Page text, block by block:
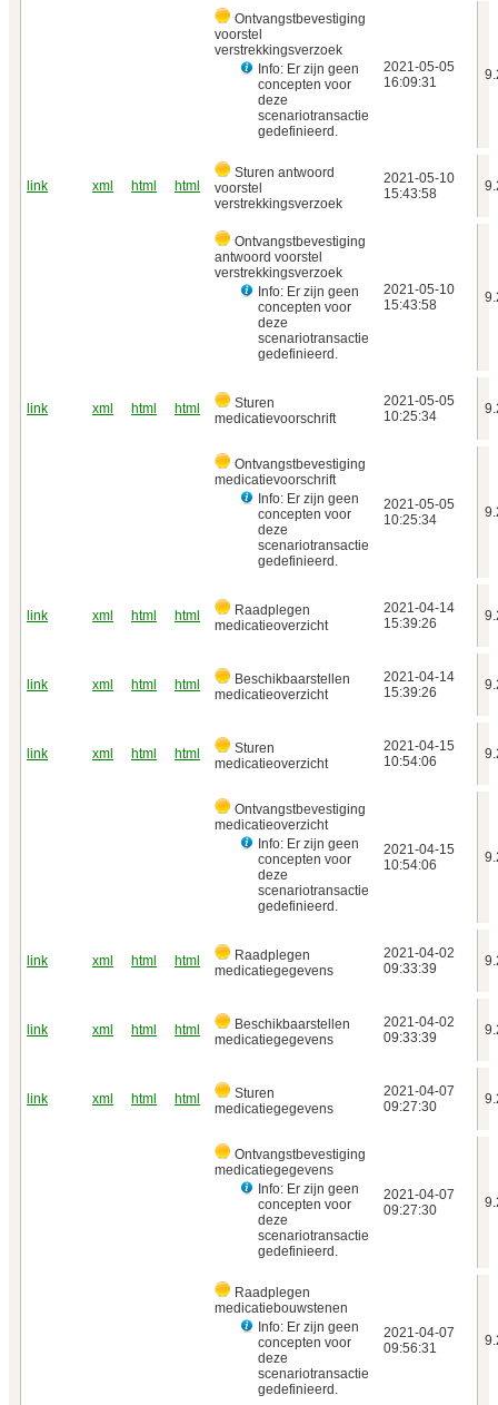
Ontvangstbevestiging
voorstel
verstrekkingsverzoek
Info: Er zijn geen
concepten voor
deze
scenariotransactie
gedefinieerd.
2021‑05‑05
16:09:31
link xml html html
Sturen antwoord
voorstel
verstrekkingsverzoek
2021‑05‑10
15:43:58
Ontvangstbevestiging
antwoord voorstel
verstrekkingsverzoek
Info: Er zijn geen
concepten voor
deze
scenariotransactie
gedefinieerd.
2021‑05‑10
15:43:58
link xml html html
Sturen
medicatievoorschrift
2021‑05‑05
10:25:34
Ontvangstbevestiging
medicatievoorschrift
Info: Er zijn geen
concepten voor
deze
scenariotransactie
gedefinieerd.
2021‑05‑05
10:25:34
link xml html html
Raadplegen
medicatieoverzicht
2021‑04‑14
15:39:26
link xml html html
Beschikbaarstellen
medicatieoverzicht
2021‑04‑14
15:39:26
link xml html html
Sturen
medicatieoverzicht
2021‑04‑15
10:54:06
Ontvangstbevestiging
medicatieoverzicht
Info: Er zijn geen
concepten voor
deze
scenariotransactie
gedefinieerd.
2021‑04‑15
10:54:06
link xml html html
Raadplegen
medicatiegegevens
2021‑04‑02
09:33:39
link xml html html
Beschikbaarstellen
medicatiegegevens
2021‑04‑02
09:33:39
link xml html html
Sturen
medicatiegegevens
2021‑04‑07
09:27:30
Ontvangstbevestiging
medicatiegegevens
Info: Er zijn geen
concepten voor
deze
scenariotransactie
gedefinieerd.
2021‑04‑07
09:27:30
Raadplegen
medicatiebouwstenen
Info: Er zijn geen
concepten voor
deze
scenariotransactie
gedefinieerd.
2021‑04‑07
09:56:31